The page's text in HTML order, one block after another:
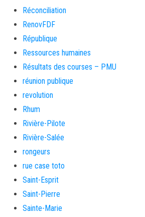
Réconciliation
RenovFDF
République
Ressources humaines
Résultats des courses – PMU
réunion publique
revolution
Rhum
Rivière-Pilote
Rivière-Salée
rongeurs
rue case toto
Saint-Esprit
Saint-Pierre
Sainte-Marie